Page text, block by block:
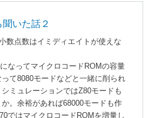
いた話２
数点数はイミディエイトが使えな
なってマイクロコードROMの容量
て8080モードなどと一緒に削られ
ミュレーションではZ80モードも
。余裕があれば68000モードも作
ではマイクロコードROMを増量し